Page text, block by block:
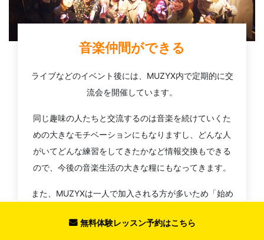
音楽仲間ができる
ライブなどのイベント後には、MUZYX内で定期的に交
流会を開催しています。
同じ趣味の人たちと交流するのは音楽を続けていくた
めの大きなモチベーションにもなりますし、どんな人
がいてどんな練習をしてきたかなど情報交換もできる
ので、今後の音楽生活の大きな糧にもなってきます。
また、MUZYXは一人で加入される方が多いため「始め
がけております。
無料体験レッスン予約はこちら